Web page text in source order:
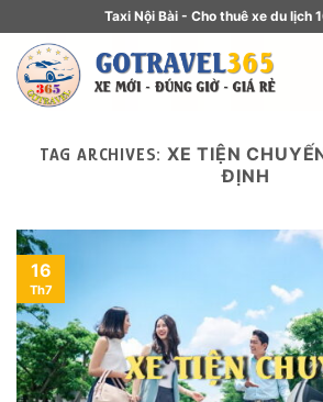
Taxi Nội Bài - Cho thuê xe du lịch
TAG ARCHIVES:XE TIỆN
ĐỊNH
16
Th7